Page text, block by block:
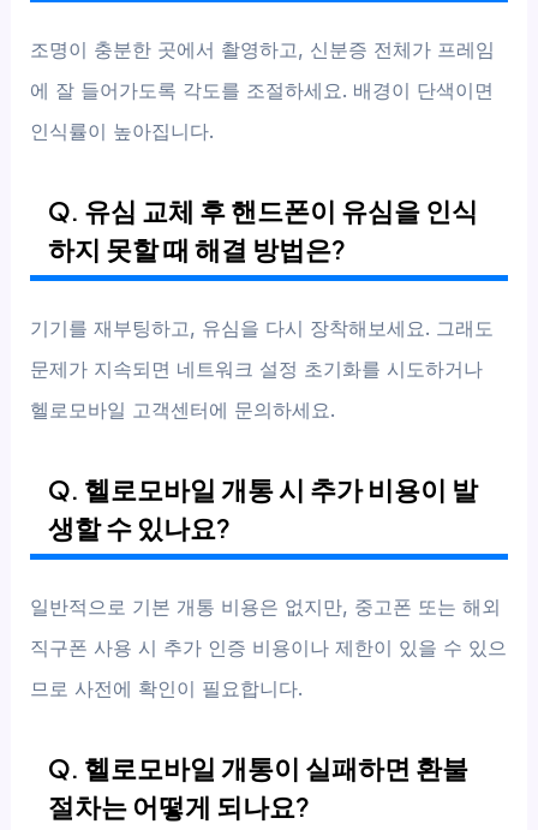
조명이 충분한 곳에서 촬영하고, 신분증 전체가 프레임
에 잘 들어가도록 각도를 조절하세요. 배경이 단색이면
인식률이 높아집니다.
Q. 유심 교체 후 핸드폰이 유심을 인식
하지 못할 때 해결 방법은?
기기를 재부팅하고, 유심을 다시 장착해보세요. 그래도
문제가 지속되면 네트워크 설정 초기화를 시도하거나
헬로모바일 고객센터에 문의하세요.
Q. 헬로모바일 개통 시 추가 비용이 발
생할 수 있나요?
일반적으로 기본 개통 비용은 없지만, 중고폰 또는 해외
직구폰 사용 시 추가 인증 비용이나 제한이 있을 수 있으
므로 사전에 확인이 필요합니다.
Q. 헬로모바일 개통이 실패하면 환불
절차는 어떻게 되나요?